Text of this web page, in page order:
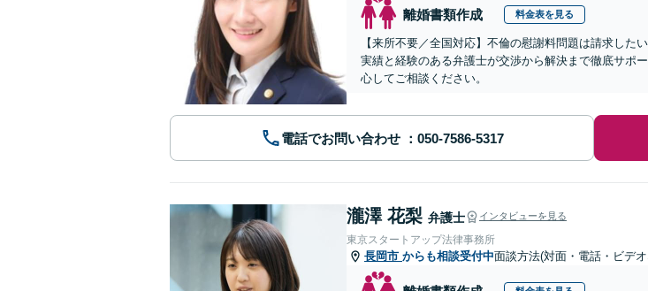
離婚書類作成 料金表を見る
【来所不要／全国対応】不倫の慰謝料問題は請求し
実績と経験のある弁護士が交渉から解決まで徹底サポ
心してご相談ください。
電話でお問い合わせ
瀧澤 花梨 弁護士 インタビューを見る
東京スタートアップ法律事務所
長岡市 からも相談受付中面談方法(対面・電話・ビデ